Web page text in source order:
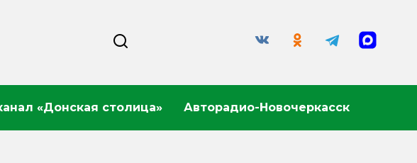
«Донская столица» Авторадио-Новочеркасск